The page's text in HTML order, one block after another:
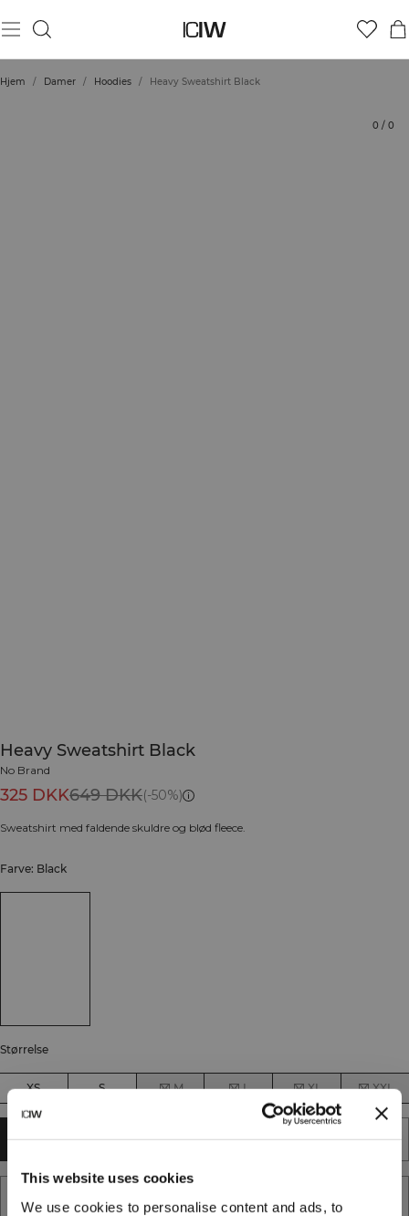
This website uses cookies
We use cookies to personalise content and ads, to
Hjem / Damer / Hoodies / Heavy Sweatshirt Black
0 / 0
Heavy Sweatshirt Black
No Brand
325 DKK649 DKK(-50%)
Sweatshirt med faldende skuldre og blød fleece.
Farve: Black
Størrelse
XS S M L XL XXL
TILFØJ TIL KURV
TILFØJ TIL ØNSKESKYEN